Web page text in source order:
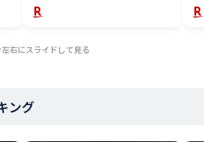
左右にスライドして見る
ング